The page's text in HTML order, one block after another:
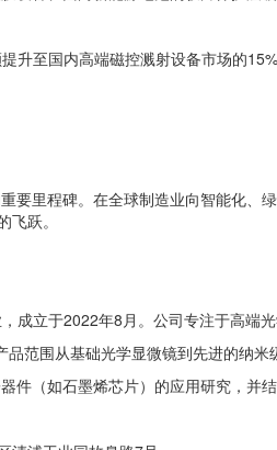
至国内高端磁控溅射设备市场的
里程碑。在全球制造业向智能化、
跃。
立于2022年8月。公司专注于高端
范围从基础光学显微镜到先进的纳米
（如石墨烯芯片）的应用研究，并